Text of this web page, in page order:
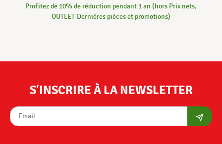
Profitez de 10% de réduction pendant 1 an (hors Prix nets,
OUTLET-Dernières pièces et promotions)
S'INSCRIRE À LA NEWSLETTER